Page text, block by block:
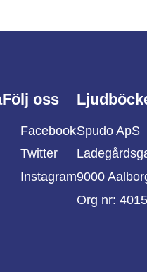
Följ oss
Facebook
Twitter
Instagram
Spudo ApS
9000
Org nr: